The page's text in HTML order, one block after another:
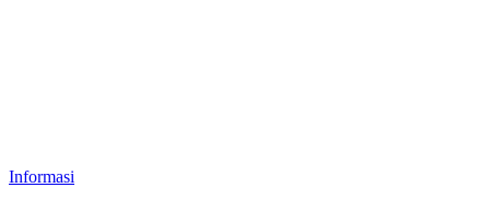
Informasi